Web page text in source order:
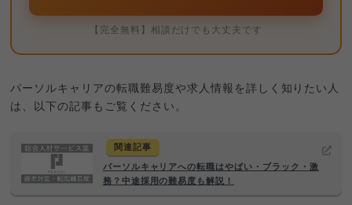
【完全無料】相談だけでも大丈夫です
パーソルキャリアの転職難易度や求人情報を詳しく知りたい人
は、以下の記事もご覧ください。
関連記事
パーソルキャリアへの転職はやばい・ブラック・激
務？中途採用の難易度も解説！